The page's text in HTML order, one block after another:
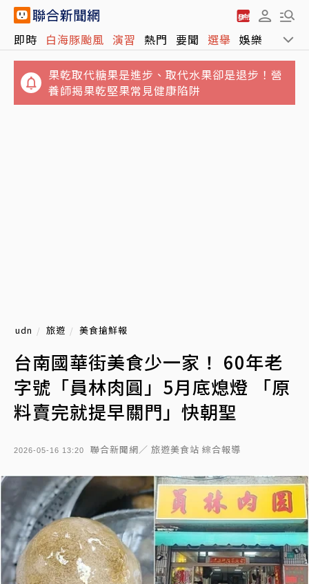
即時 白海豚颱風 演習 熱門 要聞 選舉 娛樂 運動
果乾取代糖果是進步、取代水果卻是退步！營
養師揭果乾堅果常見健康陷阱
udn 旅遊 美食搶鮮報
台南國華街美食少一家！ 60年老
字號「員林肉圓」5月底熄燈 「原
料賣完就提早關門」快朝聖
2026-05-16 13:20 聯合新聞網／ 旅遊美食站 綜合報導